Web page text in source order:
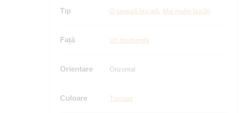
Tip O singură bucată, Mai multe bucăți
Față Un dreptunghi
Orientare Orizontal
Culoare Turcoaz